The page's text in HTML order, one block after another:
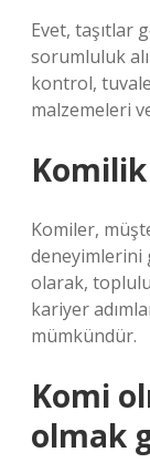
Evet, taşıtlar
sorumluluk
kontrol,
malzemeleri
Komiler,
deneyimlerini
olarak,
kariyer
mümkündür.
Komi
olmak